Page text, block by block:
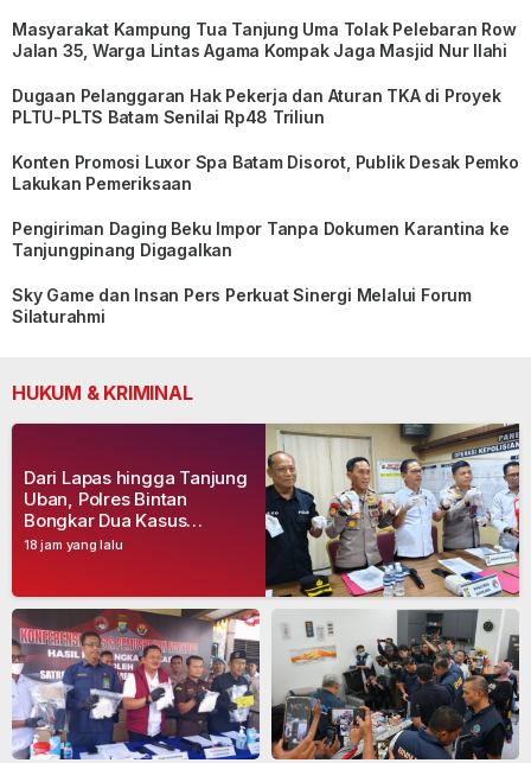
Masyarakat Kampung Tua Tanjung Uma Tolak Pelebaran Row
Jalan 35, Warga Lintas Agama Kompak Jaga Masjid Nur Ilahi
Dugaan Pelanggaran Hak Pekerja dan Aturan TKA di Proyek
PLTU-PLTS Batam Senilai Rp48 Triliun
Konten Promosi Luxor Spa Batam Disorot, Publik Desak Pemko
Lakukan Pemeriksaan
Pengiriman Daging Beku Impor Tanpa Dokumen Karantina ke
Tanjungpinang Digagalkan
Sky Game dan Insan Pers Perkuat Sinergi Melalui Forum
Silaturahmi
HUKUM & KRIMINAL
18 jam yang lalu
Dari Lapas hingga Tanjung
Uban, Polres Bintan
Bongkar Dua Kasus
Narkoba, Empat Tersangka